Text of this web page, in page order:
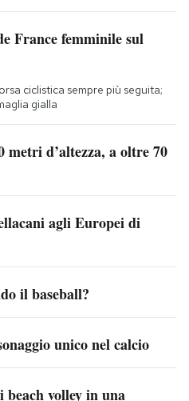
France femminile sul
ciclistica sempre più seguita;
gialla
metri d’altezza, a oltre 70
agli Europei di
il baseball?
unico nel calcio
volley in una